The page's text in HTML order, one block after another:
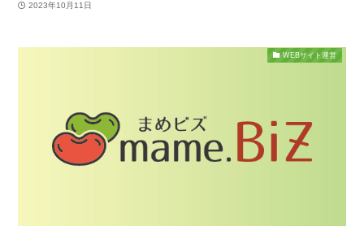
2023年10月11日
WEBサイト運営